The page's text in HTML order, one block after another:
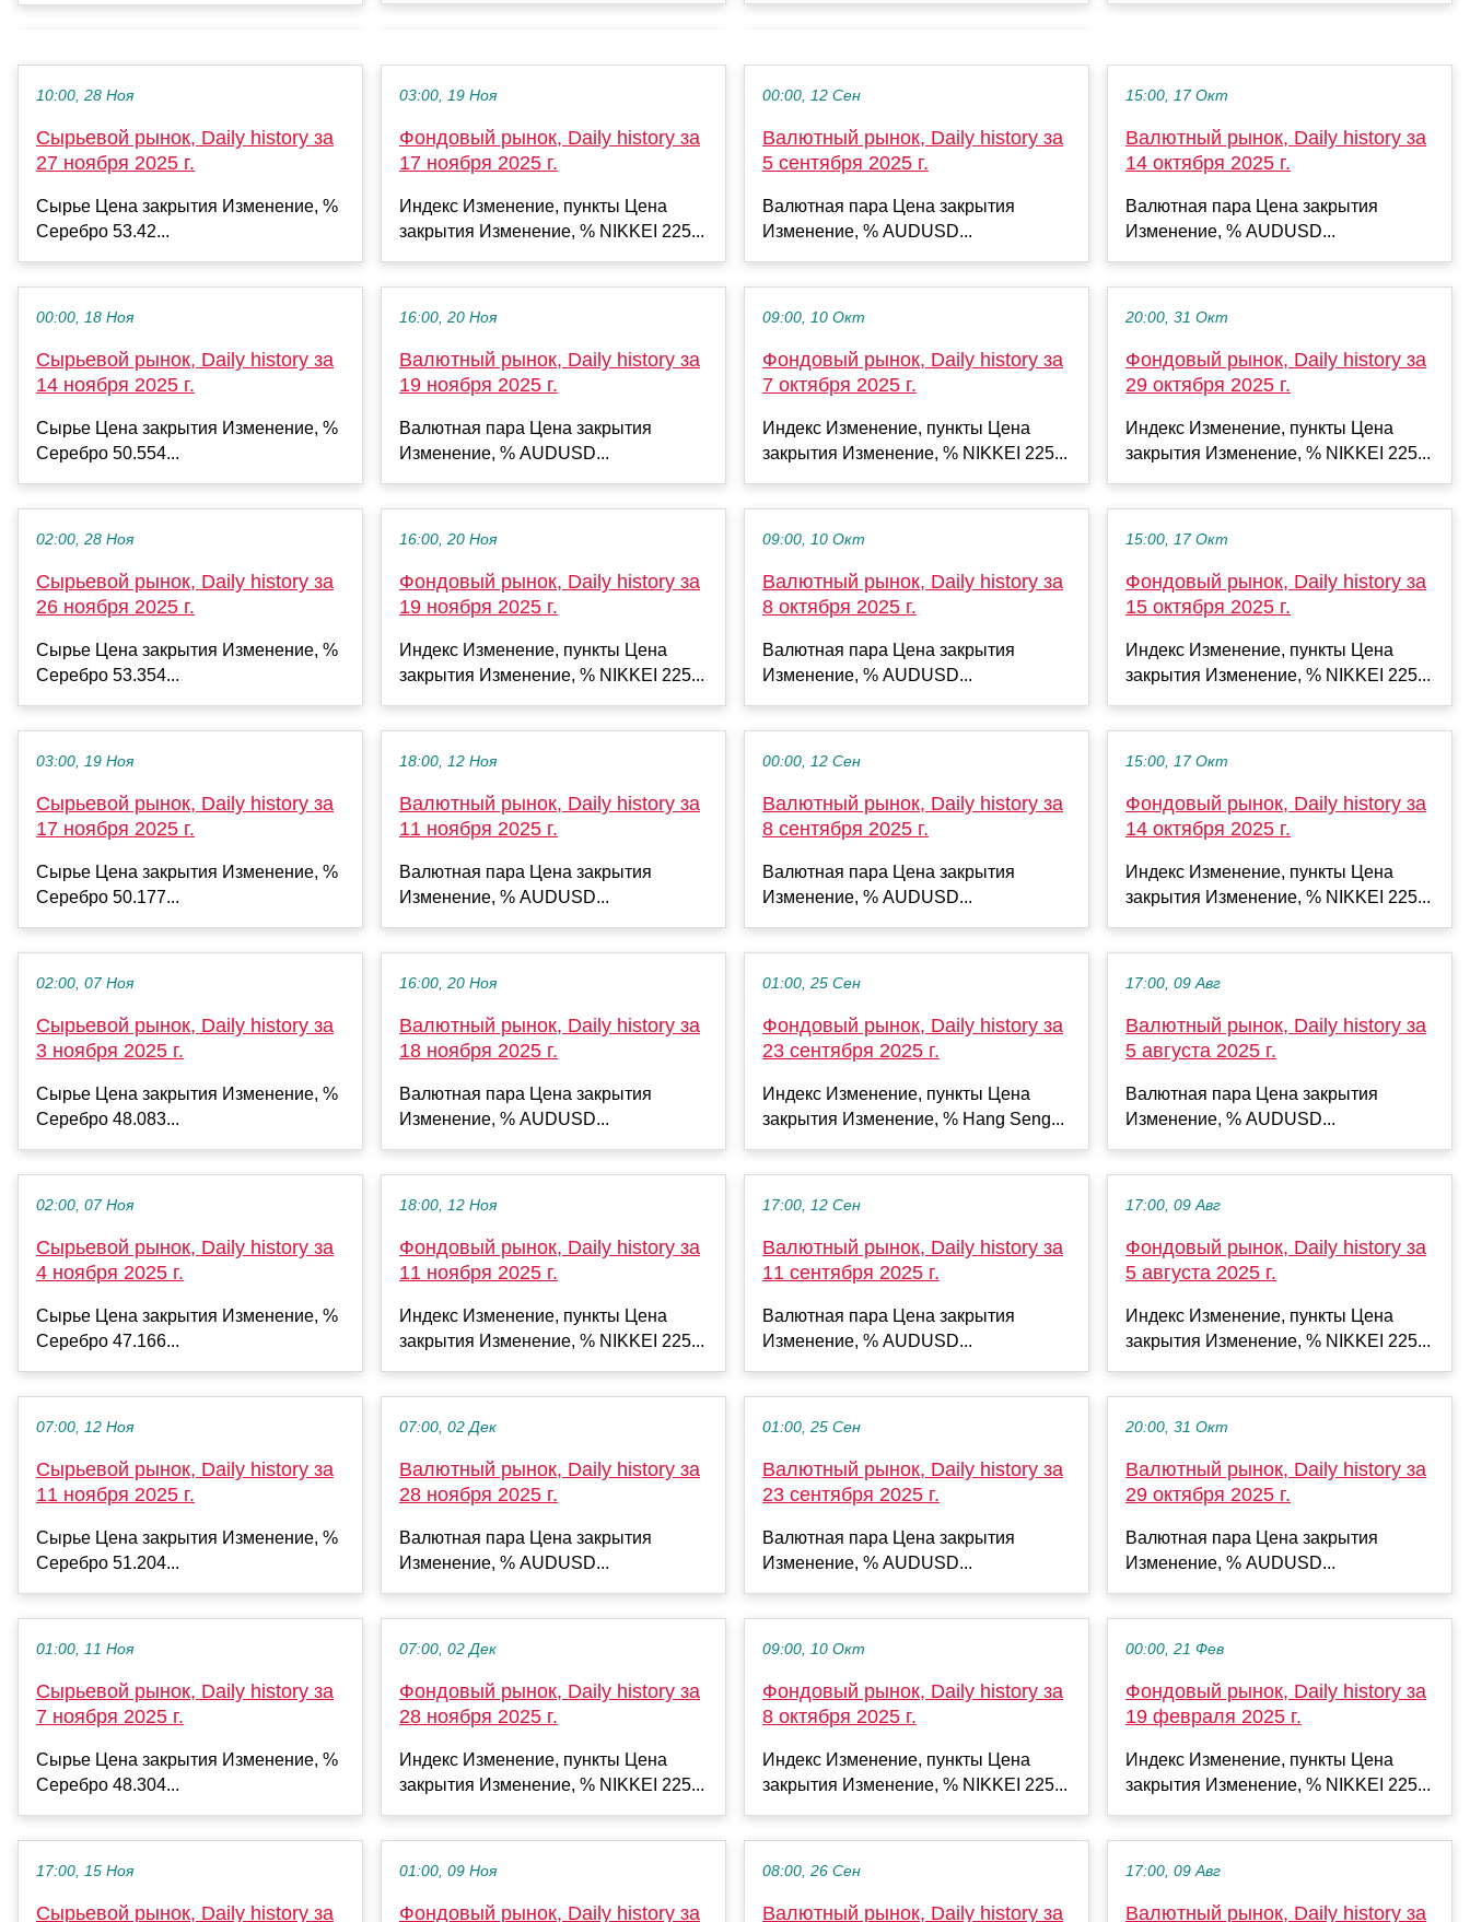
10:00, 28 Ноя
Сырьевой рынок, Daily history за
27 ноября 2025 г.
Сырье Цена закрытия Изменение, %
Серебро 53.42...
00:00, 18 Ноя
Сырьевой рынок, Daily history за
14 ноября 2025 г.
Сырье Цена закрытия Изменение, %
Серебро 50.554...
02:00, 28 Ноя
Сырьевой рынок, Daily history за
26 ноября 2025 г.
Сырье Цена закрытия Изменение, %
Серебро 53.354...
03:00, 19 Ноя
Сырьевой рынок, Daily history за
17 ноября 2025 г.
Сырье Цена закрытия Изменение, %
Серебро 50.177...
02:00, 07 Ноя
Сырьевой рынок, Daily history за
3 ноября 2025 г.
Сырье Цена закрытия Изменение, %
Серебро 48.083...
02:00, 07 Ноя
Сырьевой рынок, Daily history за
4 ноября 2025 г.
Сырье Цена закрытия Изменение, %
Серебро 47.166...
07:00, 12 Ноя
Сырьевой рынок, Daily history за
11 ноября 2025 г.
Сырье Цена закрытия Изменение, %
Серебро 51.204...
01:00, 11 Ноя
Сырьевой рынок, Daily history за
7 ноября 2025 г.
Сырье Цена закрытия Изменение, %
Серебро 48.304...
17:00, 15 Ноя
Сырьевой рынок, Daily history за
03:00, 19 Ноя
Фондовый рынок, Daily history за
17 ноября 2025 г.
Индекс Изменение, пункты Цена
закрытия Изменение, % NIKKEI 225...
16:00, 20 Ноя
Валютный рынок, Daily history за
19 ноября 2025 г.
Валютная пара Цена закрытия
Изменение, % AUDUSD...
16:00, 20 Ноя
Фондовый рынок, Daily history за
19 ноября 2025 г.
Индекс Изменение, пункты Цена
закрытия Изменение, % NIKKEI 225...
18:00, 12 Ноя
Валютный рынок, Daily history за
11 ноября 2025 г.
Валютная пара Цена закрытия
Изменение, % AUDUSD...
16:00, 20 Ноя
Валютный рынок, Daily history за
18 ноября 2025 г.
Валютная пара Цена закрытия
Изменение, % AUDUSD...
18:00, 12 Ноя
Фондовый рынок, Daily history за
11 ноября 2025 г.
Индекс Изменение, пункты Цена
закрытия Изменение, % NIKKEI 225...
07:00, 02 Дек
Валютный рынок, Daily history за
28 ноября 2025 г.
Валютная пара Цена закрытия
Изменение, % AUDUSD...
07:00, 02 Дек
Фондовый рынок, Daily history за
28 ноября 2025 г.
Индекс Изменение, пункты Цена
закрытия Изменение, % NIKKEI 225...
01:00, 09 Ноя
Фондовый рынок, Daily history за
00:00, 12 Сен
Валютный рынок, Daily history за
5 сентября 2025 г.
Валютная пара Цена закрытия
Изменение, % AUDUSD...
09:00, 10 Окт
Фондовый рынок, Daily history за
7 октября 2025 г.
Индекс Изменение, пункты Цена
закрытия Изменение, % NIKKEI 225...
09:00, 10 Окт
Валютный рынок, Daily history за
8 октября 2025 г.
Валютная пара Цена закрытия
Изменение, % AUDUSD...
00:00, 12 Сен
Валютный рынок, Daily history за
8 сентября 2025 г.
Валютная пара Цена закрытия
Изменение, % AUDUSD...
01:00, 25 Сен
Фондовый рынок, Daily history за
23 сентября 2025 г.
Индекс Изменение, пункты Цена
закрытия Изменение, % Hang Seng...
17:00, 12 Сен
Валютный рынок, Daily history за
11 сентября 2025 г.
Валютная пара Цена закрытия
Изменение, % AUDUSD...
01:00, 25 Сен
Валютный рынок, Daily history за
23 сентября 2025 г.
Валютная пара Цена закрытия
Изменение, % AUDUSD...
09:00, 10 Окт
Фондовый рынок, Daily history за
8 октября 2025 г.
Индекс Изменение, пункты Цена
закрытия Изменение, % NIKKEI 225...
08:00, 26 Сен
Валютный рынок, Daily history за
15:00, 17 Окт
Валютный рынок, Daily history за
14 октября 2025 г.
Валютная пара Цена закрытия
Изменение, % AUDUSD...
20:00, 31 Окт
Фондовый рынок, Daily history за
29 октября 2025 г.
Индекс Изменение, пункты Цена
закрытия Изменение, % NIKKEI 225...
15:00, 17 Окт
Фондовый рынок, Daily history за
15 октября 2025 г.
Индекс Изменение, пункты Цена
закрытия Изменение, % NIKKEI 225...
15:00, 17 Окт
Фондовый рынок, Daily history за
14 октября 2025 г.
Индекс Изменение, пункты Цена
закрытия Изменение, % NIKKEI 225...
17:00, 09 Авг
Валютный рынок, Daily history за
5 августа 2025 г.
Валютная пара Цена закрытия
Изменение, % AUDUSD...
17:00, 09 Авг
Фондовый рынок, Daily history за
5 августа 2025 г.
Индекс Изменение, пункты Цена
закрытия Изменение, % NIKKEI 225...
20:00, 31 Окт
Валютный рынок, Daily history за
29 октября 2025 г.
Валютная пара Цена закрытия
Изменение, % AUDUSD...
00:00, 21 Фев
Фондовый рынок, Daily history за
19 февраля 2025 г.
Индекс Изменение, пункты Цена
закрытия Изменение, % NIKKEI 225...
17:00, 09 Авг
Валютный рынок, Daily history за